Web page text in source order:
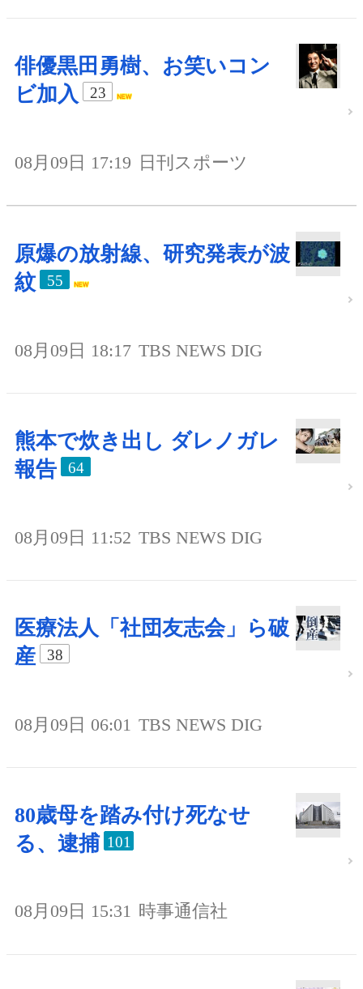
俳優黒田勇樹、お笑いコン
ビ加入
23
08月09日 17:19 日刊スポーツ
原爆の放射線、研究発表が波
紋
55
08月09日 18:17 TBS NEWS DIG
熊本で炊き出し ダレノガレ
報告
64
08月09日 11:52 TBS NEWS DIG
医療法人「社団友志会」ら破
産
38
08月09日 06:01 TBS NEWS DIG
80歳母を踏み付け死なせ
る、逮捕 101
08月09日 15:31 時事通信社